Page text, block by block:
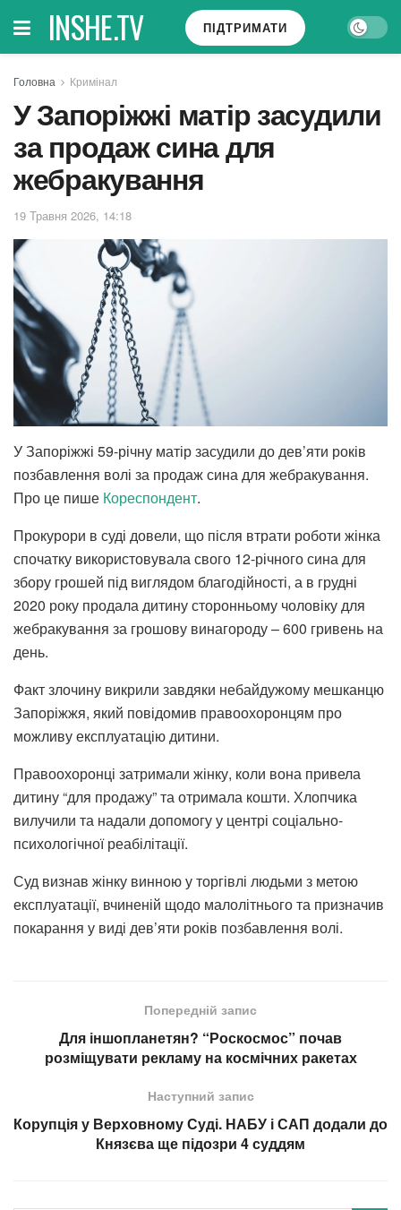
INSHE.TV ПІДТРИМАТИ
Головна Кримінал
У Запоріжжі матір засудили
за продаж сина для
жебракування
19 Травня 2026, 14:18
У Запоріжжі 59-річну матір засудили до дев’яти років
позбавлення волі за продаж сина для жебракування.
Про це пише Кореспондент.
Прокурори в суді довели, що після втрати роботи жінка
спочатку використовувала свого 12-річного сина для
збору грошей під виглядом благодійності, а в грудні
2020 року продала дитину сторонньому чоловіку для
жебракування за грошову винагороду – 600 гривень на
день.
Факт злочину викрили завдяки небайдужому мешканцю
Запоріжжя, який повідомив правоохоронцям про
можливу експлуатацію дитини.
Правоохоронці затримали жінку, коли вона привела
дитину “для продажу” та отримала кошти. Хлопчика
вилучили та надали допомогу у центрі соціально-
психологічної реабілітації.
Суд визнав жінку винною у торгівлі людьми з метою
експлуатації, вчиненій щодо малолітнього та призначив
покарання у виді дев’яти років позбавлення волі.
Попередній запис
Для іншопланетян? “Роскосмос” почав
розміщувати рекламу на космічних ракетах
Наступний запис
Корупція у Верховному Суді. НАБУ і САП додали до
Князєва ще підозри 4 суддям